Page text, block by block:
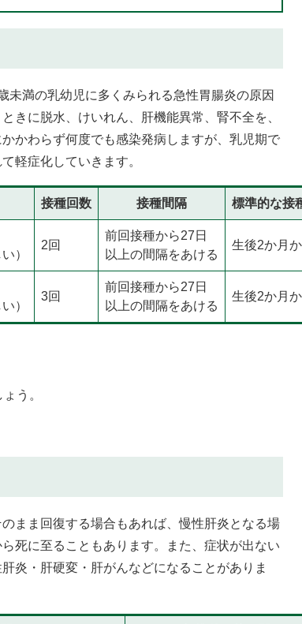
未満の乳幼児に多くみられる急性胃腸炎の原因
きに脱水、けいれん、肝機能異常、腎不全を、
かわらず何度でも感染発病しますが、乳児期で
軽症化していきます。
接種回数 接種間隔 標準的な接
）
2回
前回接種から27日
以上の間隔をあける
生後2か月
）
3回
​前回接種から27日
以上の間隔をあける
生後2か月
う。
まま回復する場合もあれば、慢性肝炎となる場
死に至ることもあります。また、症状が出ない
炎・肝硬変・肝がんなどになることがありま